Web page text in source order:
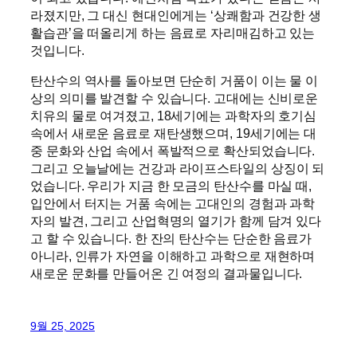
라졌지만, 그 대신 현대인에게는 ‘상쾌함과 건강한 생
활습관’을 떠올리게 하는 음료로 자리매김하고 있는
것입니다.
탄산수의 역사를 돌아보면 단순히 거품이 이는 물 이
상의 의미를 발견할 수 있습니다. 고대에는 신비로운
치유의 물로 여겨졌고, 18세기에는 과학자의 호기심
속에서 새로운 음료로 재탄생했으며, 19세기에는 대
중 문화와 산업 속에서 폭발적으로 확산되었습니다.
그리고 오늘날에는 건강과 라이프스타일의 상징이 되
었습니다. 우리가 지금 한 모금의 탄산수를 마실 때,
입안에서 터지는 거품 속에는 고대인의 경험과 과학
자의 발견, 그리고 산업혁명의 열기가 함께 담겨 있다
고 할 수 있습니다. 한 잔의 탄산수는 단순한 음료가
아니라, 인류가 자연을 이해하고 과학으로 재현하며
새로운 문화를 만들어온 긴 여정의 결과물입니다.
9월 25, 2025